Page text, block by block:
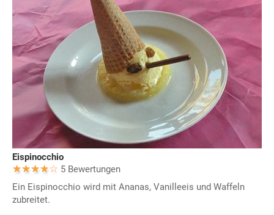
Eispinocchio
5 Bewertungen
Ein Eispinocchio wird mit Ananas, Vanilleeis und Waffeln
zubreitet.